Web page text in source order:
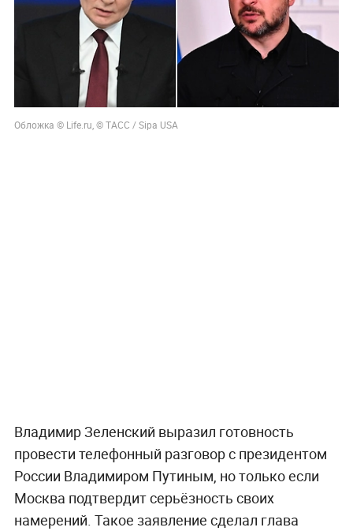
Обложка © Life.ru, © ТАСС / Sipa USA
Владимир Зеленский выразил готовность
провести телефонный разговор с президентом
России Владимиром Путиным, но только если
Москва подтвердит серьёзность своих
намерений. Такое заявление сделал глава